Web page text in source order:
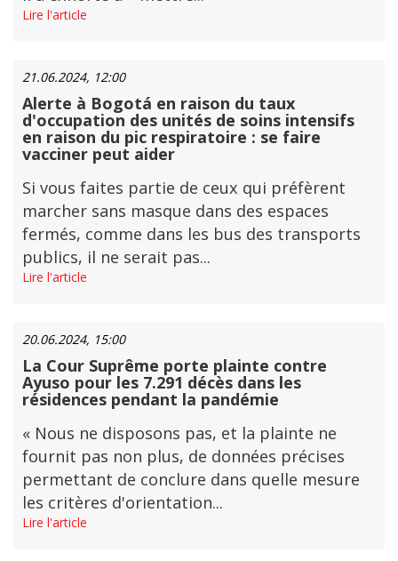
Lire l'article
21.06.2024, 12:00
Alerte à Bogotá en raison du taux
d'occupation des unités de soins intensifs
en raison du pic respiratoire : se faire
vacciner peut aider
Si vous faites partie de ceux qui préfèrent
marcher sans masque dans des espaces
fermés, comme dans les bus des transports
publics, il ne serait pas...
Lire l'article
20.06.2024, 15:00
La Cour Suprême porte plainte contre
Ayuso pour les 7.291 décès dans les
résidences pendant la pandémie
« Nous ne disposons pas, et la plainte ne
fournit pas non plus, de données précises
permettant de conclure dans quelle mesure
les critères d'orientation...
Lire l'article